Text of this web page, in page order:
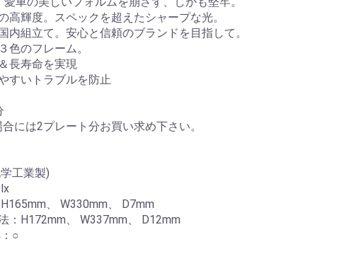
輝度。スペックを超えたシャープな光。
組立て。安心と信頼のブランドを目指して。
のフレーム。
長寿命を実現
すいトラブルを防止
には2プレート分お買い求め下さい。
工業製)
、 W330mm、 D7mm
：H172mm、 W337mm、 D12mm
○